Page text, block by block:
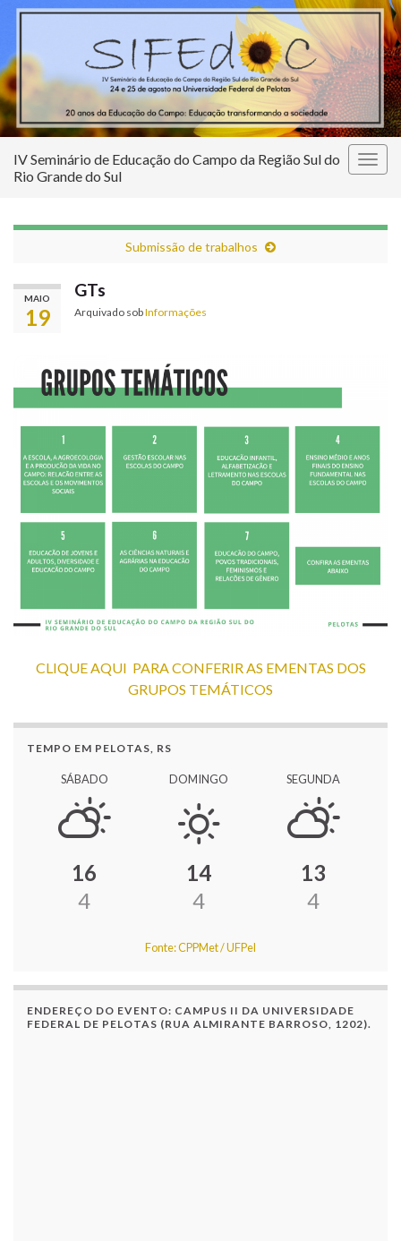
IV Seminário de Educação do Campo da Região Sul do
Rio Grande do Sul
Submissão de trabalhos
MAIO
19
GTs
Arquivado sobInformações
CLIQUE AQUI PARA CONFERIR AS EMENTAS DOS
GRUPOS TEMÁTICOS
TEMPO EM PELOTAS, RS
SÁBADO
16
4
DOMINGO
14
4
SEGUNDA
13
4
Fonte: CPPMet / UFPel
ENDEREÇO DO EVENTO: CAMPUS II DA UNIVERSIDADE
FEDERAL DE PELOTAS (RUA ALMIRANTE BARROSO, 1202).